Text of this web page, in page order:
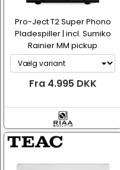
Pro-Ject T2 Super Phono
Pladespiller | incl. Sumiko
Rainier MM pickup
Fra 4.995 DKK